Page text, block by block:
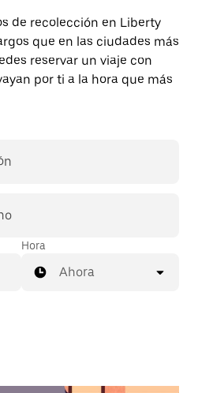
de recolección en Liberty
que en las ciudades más
reservar un viaje con
por ti a la hora que más
Hora
Ahora